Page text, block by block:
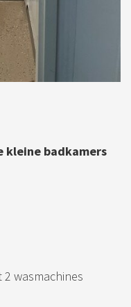
badkamers
wasmachines